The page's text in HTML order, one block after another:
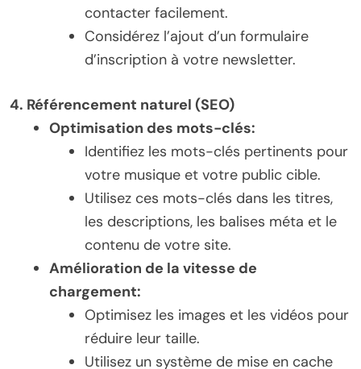
contacter facilement.
Considérez l’ajout d’un formulaire
d’inscription à votre newsletter.
4. Référencement naturel (SEO)
Optimisation des mots-clés:
Identifiez les mots-clés pertinents pour
votre musique et votre public cible.
Utilisez ces mots-clés dans les titres,
les descriptions, les balises méta et le
contenu de votre site.
Amélioration de la vitesse de
chargement:
Optimisez les images et les vidéos pour
réduire leur taille.
Utilisez un système de mise en cache